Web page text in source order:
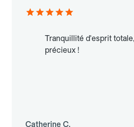
Tranquillité d'esprit
précieux !
Catherine C.